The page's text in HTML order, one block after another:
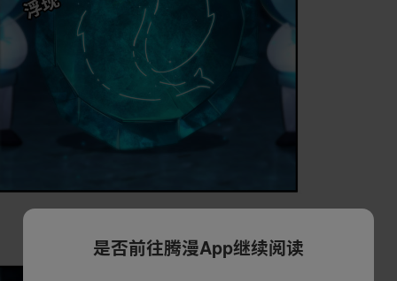
是否前往腾漫App继续阅读